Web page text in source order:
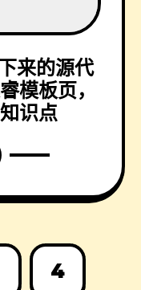
来的源代
模板页，
识点
4